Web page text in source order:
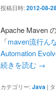
投稿日時:2012-08-
Apache Maven
「maven流行ん
Automation
続きを読む →
カテゴリー:Java |